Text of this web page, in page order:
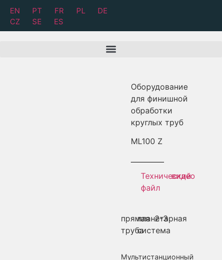
EN PT FR PL
DE
CZ
SE ES
Оборудование
для финишной
обработки
круглых труб
ML100 Z
Технический
файл
видео
прямая
труба
планетарная
система
2-3
Мультистанционный